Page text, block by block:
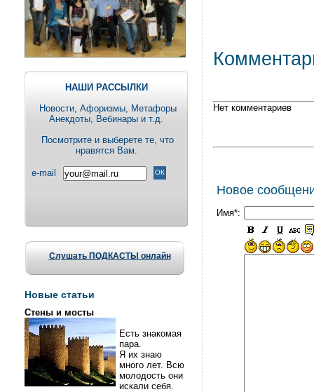
НАШИ РАССЫЛКИ
Новости, Aфоризмы, Метафоры
Анекдоты, Вебинары и т.д.
Посмотрите и выберете те, что
нравятся Вам.
e-mail
Слушать ПОДКАСТЫ онлайн
Новые статьи
Стены и мосты
Есть знакомая
пара.
Я их знаю
много лет. Всю
молодость они
искали себя.
Нет комментариев
Новое
Имя*: